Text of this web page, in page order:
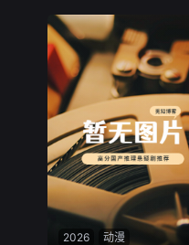
软软糯糯的超轻黏土，藏着
朋友无限的小幻想！《奇妙
超轻黏土》创意手工课，把
洋、太空、童话、名画、美
食、小动物全部捏进掌心。
可爱毛毛虫到浪漫小王子
梵高向日葵到欢乐马戏团
趣主题包罗万象。孩子亲手
配色彩、塑造立体造型，在
耍中锻炼小手灵活度，认
绪、感知艺术、读懂故事，
黏土打造一个个鲜活可爱
世界，在轻松治愈的手工
2026 动漫